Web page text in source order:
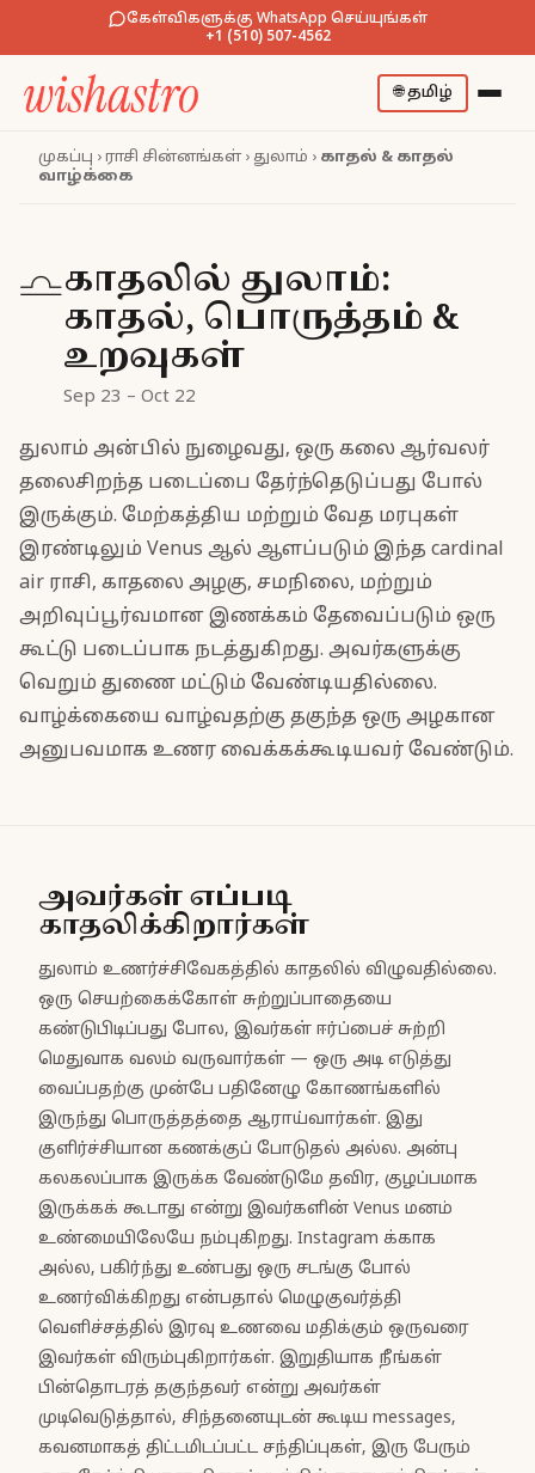
கேள்விகளுக்கு WhatsApp செய்யுங்கள்
+1 (510) 507-4562
🌐தமிழ்
முகப்பு ›ராசி சின்னங்கள்› துலாம் › காதல் & காதல்
வாழ்க்கை
♎காதலில் துலாம்:
காதல், பொருத்தம் &
உறவுகள்
Sep 23 – Oct 22
துலாம் அன்பில் நுழைவது, ஒரு கலை ஆர்வலர்
தலைசிறந்த படைப்பை தேர்ந்தெடுப்பது போல்
இருக்கும். மேற்கத்திய மற்றும் வேத மரபுகள்
இரண்டிலும் Venus ஆல் ஆளப்படும் இந்த cardinal
air ராசி, காதலை அழகு, சமநிலை, மற்றும்
அறிவுப்பூர்வமான இணக்கம் தேவைப்படும் ஒரு
கூட்டு படைப்பாக நடத்துகிறது. அவர்களுக்கு
வெறும் துணை மட்டும் வேண்டியதில்லை.
வாழ்க்கையை வாழ்வதற்கு தகுந்த ஒரு அழகான
அனுபவமாக உணர வைக்கக்கூடியவர் வேண்டும்.
அவர்கள் எப்படி
காதலிக்கிறார்கள்
துலாம் உணர்ச்சிவேகத்தில் காதலில் விழுவதில்லை.
ஒரு செயற்கைக்கோள் சுற்றுப்பாதையை
கண்டுபிடிப்பது போல, இவர்கள் ஈர்ப்பைச் சுற்றி
மெதுவாக வலம் வருவார்கள் — ஒரு அடி எடுத்து
வைப்பதற்கு முன்பே பதினேழு கோணங்களில்
இருந்து பொருத்தத்தை ஆராய்வார்கள். இது
குளிர்ச்சியான கணக்குப் போடுதல் அல்ல. அன்பு
கலகலப்பாக இருக்க வேண்டுமே தவிர, குழப்பமாக
இருக்கக் கூடாது என்று இவர்களின் Venus மனம்
உண்மையிலேயே நம்புகிறது. Instagram க்காக
அல்ல, பகிர்ந்து உண்பது ஒரு சடங்கு போல்
உணர்விக்கிறது என்பதால் மெழுகுவர்த்தி
வெளிச்சத்தில் இரவு உணவை மதிக்கும் ஒருவரை
இவர்கள் விரும்புகிறார்கள். இறுதியாக நீங்கள்
பின்தொடரத் தகுந்தவர் என்று அவர்கள்
முடிவெடுத்தால், சிந்தனையுடன் கூடிய messages,
கவனமாகத் திட்டமிடப்பட்ட சந்திப்புகள், இரு பேரும்